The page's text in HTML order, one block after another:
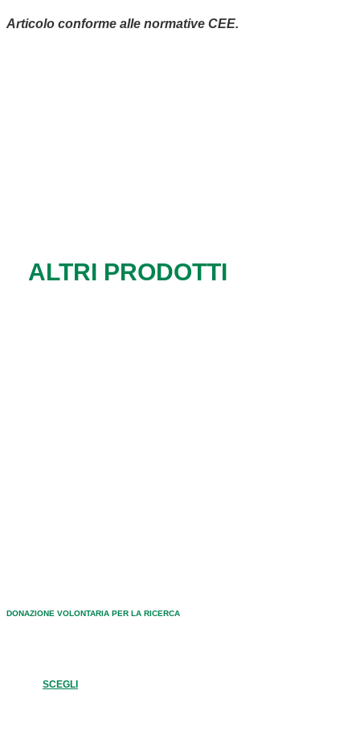
Articolo conforme alle normative CEE.
ALTRI PRODOTTI
DONAZIONE VOLONTARIA PER LA RICERCA
SCEGLI